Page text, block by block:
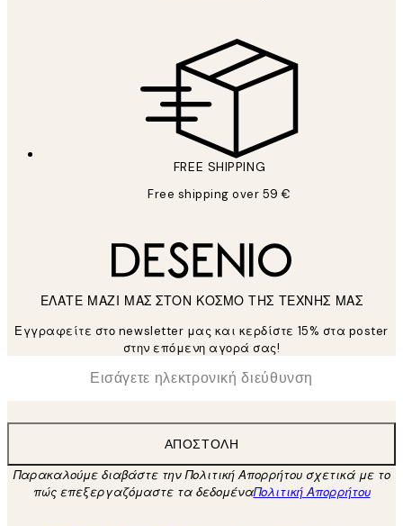
FREE SHIPPING
Free shipping over 59 €
ΕΛΑΤΕ ΜΑΖΙ ΜΑΣ ΣΤΟΝ ΚΟΣΜΟ ΤΗΣ ΤΕΧΝΗΣ ΜΑΣ
Εγγραφείτε στο newsletter μας και κερδίστε 15% στα poster
στην επόμενη αγορά σας!
Ηλεκτρονική Διεύθυνση
ΑΠΟΣΤΟΛΉ
Παρακαλούμε διαβάστε την Πολιτική Απορρήτου σχετικά με το
πώς επεξεργαζόμαστε τα δεδομέναΠολιτική Απορρήτου